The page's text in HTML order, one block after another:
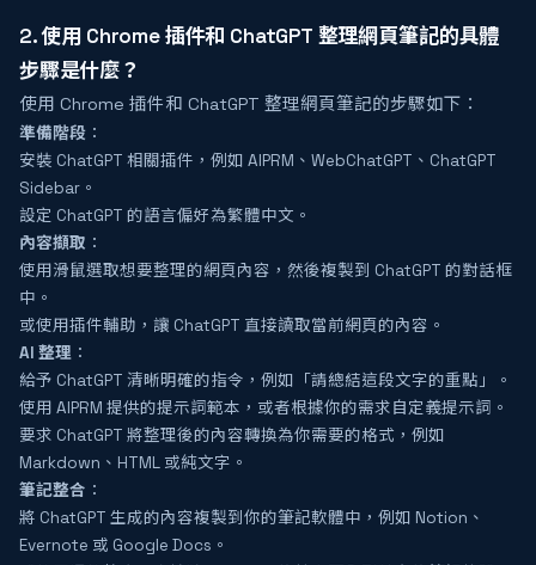
2. 使用 Chrome 插件和 ChatGPT 整理網頁筆記的具體
步驟是什麼？
使用 Chrome 插件和 ChatGPT 整理網頁筆記的步驟如下：
準備階段 ：
安裝 ChatGPT 相關插件，例如 AIPRM、WebChatGPT、ChatGPT
Sidebar。
設定 ChatGPT 的語言偏好為繁體中文。
內容擷取 ：
使用滑鼠選取想要整理的網頁內容，然後複製到 ChatGPT 的對話框
中。
或使用插件輔助，讓 ChatGPT 直接讀取當前網頁的內容。
AI 整理 ：
給予 ChatGPT 清晰明確的指令，例如「請總結這段文字的重點」。
使用 AIPRM 提供的提示詞範本，或者根據你的需求自定義提示詞。
要求 ChatGPT 將整理後的內容轉換為你需要的格式，例如
Markdown、HTML 或純文字。
筆記整合 ：
將 ChatGPT 生成的內容複製到你的筆記軟體中，例如 Notion、
Evernote 或 Google Docs。